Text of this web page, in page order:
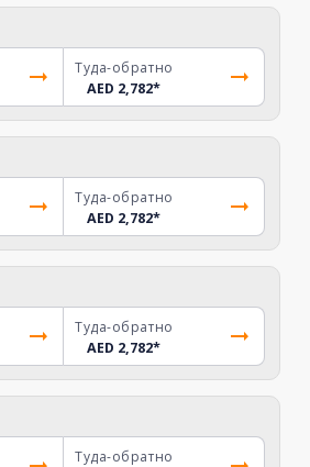
Туда-обратно
AED 2,782*
Туда-обратно
AED 2,782*
Туда-обратно
AED 2,782*
Туда-обратно